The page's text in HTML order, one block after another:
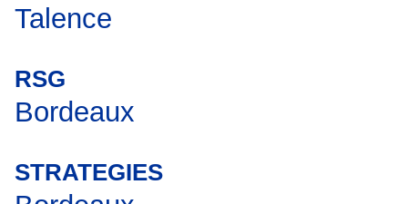
Talence
RSG
Bordeaux
STRATEGIES